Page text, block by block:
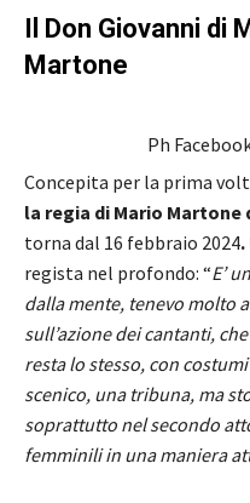
Il Don Giovanni di
Martone
Ph
Concepita per la prima
la regia di Mario Martone
torna dal 16 febbraio 2024
regista nel profondo: “E’
dalla mente, tenevo molto
sull’azione dei cantanti,
resta lo stesso, con
scenico, una tribuna, ma
soprattutto nel secondo
femminili in una maniera